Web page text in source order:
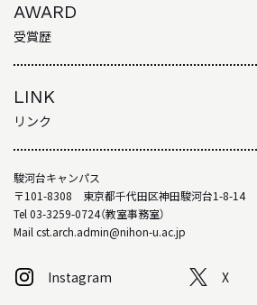
AWARD
受賞歴
LINK
リンク
駿河台キャンパス
〒101-8308 東京都千代田区神田駿河台1-8-14
Tel 03-3259-0724（教室事務室）
Mail cst.arch.admin@nihon-u.ac.jp
Instagram X